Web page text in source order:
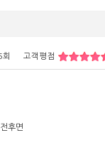
고객평점
후면